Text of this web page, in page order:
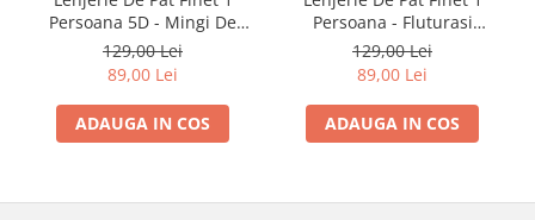
Persoana 5D - Mingi De
Fotbal In Galaxie
129,00 Lei
89,00 Lei
ADAUGA IN COS
Persoana - Fluturasi
Multicolori
129,00 Lei
89,00 Lei
ADAUGA IN COS